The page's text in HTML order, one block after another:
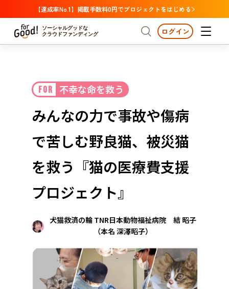
【達成率No.1】掲載手数料0円でプロジェクトをはじめる
ソーシャルグッドな
クラウドファンディング
プロジェクトからさがす
カテゴリーからさがす 国際協力
医療・福祉
人権・マイノリティ
関東
近畿
四国
九州・沖縄
注目 新着
支援金額が多い
支援人数が多い
終了日が近い
カテゴリーからさがす
国際協力 医療・福祉
子ども・教育
環境・エシカル
人権・マイノリティ
社会貢献
地域からさがす
北海道 青森 岩手 宮城 秋田 山形
茨城 栃木 群馬 埼玉 千葉 東京
富山 石川 福井 山梨 長野
ログイン
FOR 不幸な命を救う
みんなの力で事故や傷病
で苦しむ野良猫、被災猫
を救う『猫の医療費支援
プロジェクト』
犬猫救済の輪 TNR日本動物福祉病院 結 昭子
（本名 深澤昭子）